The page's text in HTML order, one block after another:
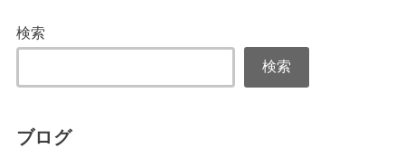
検索
検索
ブログ